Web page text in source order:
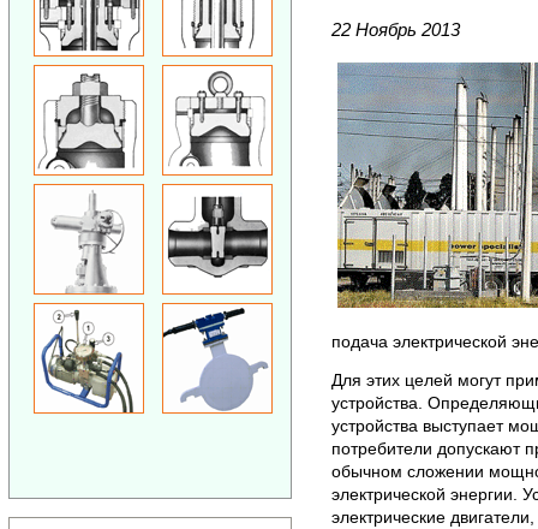
22 Ноябрь 2013
подача электрической
Для этих целей могут
устройства.
устройства выступает
потребители допускают
обычном сложении
электрической энергии.
электрические